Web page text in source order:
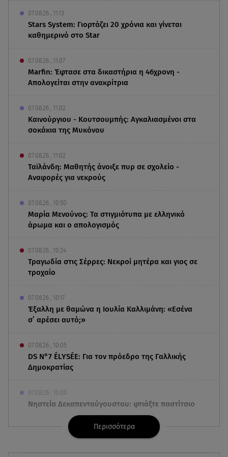
07.08.26 , 11:13
Stars System: Γιορτάζει 20 χρόνια και γίνεται
καθημερινό στο Star
07.08.26 , 11:07
Marfin: Έφτασε στα δικαστήρια η 46χρονη -
Απολογείται στην ανακρίτρια
07.08.26 , 11:02
Καινούργιου - Κουτσουμπής: Αγκαλιασμένοι στα
σοκάκια της Μυκόνου
07.08.26 , 11:02
Ταϊλάνδη: Μαθητής άνοιξε πυρ σε σχολείο -
Αναφορές για νεκρούς
07.08.26 , 10:50
Μαρία Μενούνος: Τα στιγμιότυπα με ελληνικό
άρωμα και ο απολογισμός
07.08.26 , 10:24
Τραγωδία στις Σέρρες: Νεκροί μητέρα και γιος σε
τροχαίο
07.08.26 , 10:17
Έξαλλη με θαμώνα η Ιουλία Καλλιμάνη: «Εσένα
σ’ αρέσει αυτό;»
07.08.26 , 10:05
DS N°7 ÉLYSÉE: Για τον πρόεδρο της Γαλλικής
Δημοκρατίας
07.08.26 , 10:00
Νηστεία Δεκαπενταύγουστου: φτιάξτε παστίτσιο
με κιμά μανιταριών
Κυψέλη: «Δεν μπορούσαμε να το πιστέψουμε»
Περισσότερα